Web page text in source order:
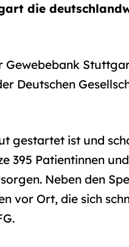
die
Gewebebank
Deutschen
gestartet ist und
395 Patientinnen
Neben den
vor Ort, die sich